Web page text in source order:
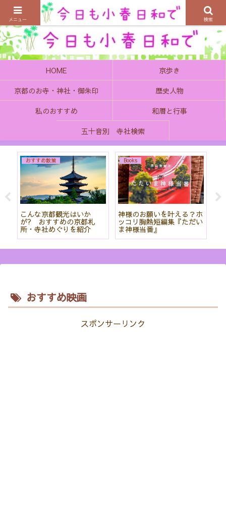
京都の町で歴史を楽しむ、そんなゆったり気分を感じてみませんか
HOME
京歩き
京都のお寺・神社・御朱印
歴史人物
私のおすすめ
和暦と行事
五十音別 寺社検索
おすすめ散策
こんな京都観光はいか
が? おすすめの京都札
所・寺社めぐりを紹介
Books
神様のお願いを叶える？ホ
ッコリ胸熱短編集『ただい
ま神様当番』
おすすめ映画
スポンサーリンク
メニュー 検索